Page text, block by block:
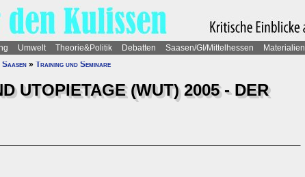
Umwelt Theorie&Politik Debatten Saasen/GI/Mittelhessen Materialien
» Training und Seminare
UTOPIETAGE (WUT) 2005 - DER